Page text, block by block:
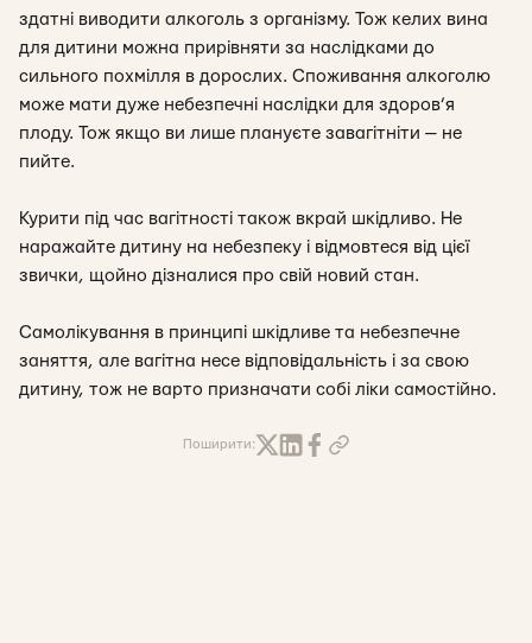
здатні виводити алкоголь з організму. Тож келих вина
для дитини можна прирівняти за наслідками до
сильного похмілля в дорослих. Споживання алкоголю
може мати дуже небезпечні наслідки для здоров’я
плоду. Тож якщо ви лише плануєте завагітніти — не
пийте.
Курити під час вагітності також вкрай шкідливо. Не
наражайте дитину на небезпеку і відмовтеся від цієї
звички, щойно дізналися про свій новий стан.
Самолікування в принципі шкідливе та небезпечне
заняття, але вагітна несе відповідальність і за свою
дитину, тож не варто призначати собі ліки самостійно.
Поширити: